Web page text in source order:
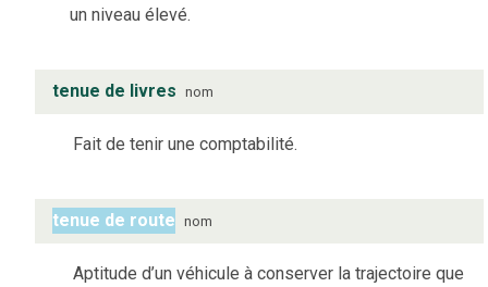
un niveau élevé.
tenue de livres nom
Fait de tenir une comptabilité.
tenue de route nom
Aptitude d’un véhicule à conserver la trajectoire que